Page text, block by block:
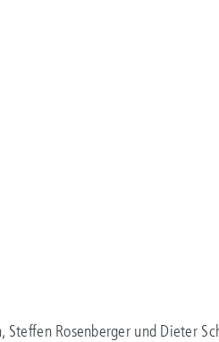
Steffen Rosenberger und Dieter